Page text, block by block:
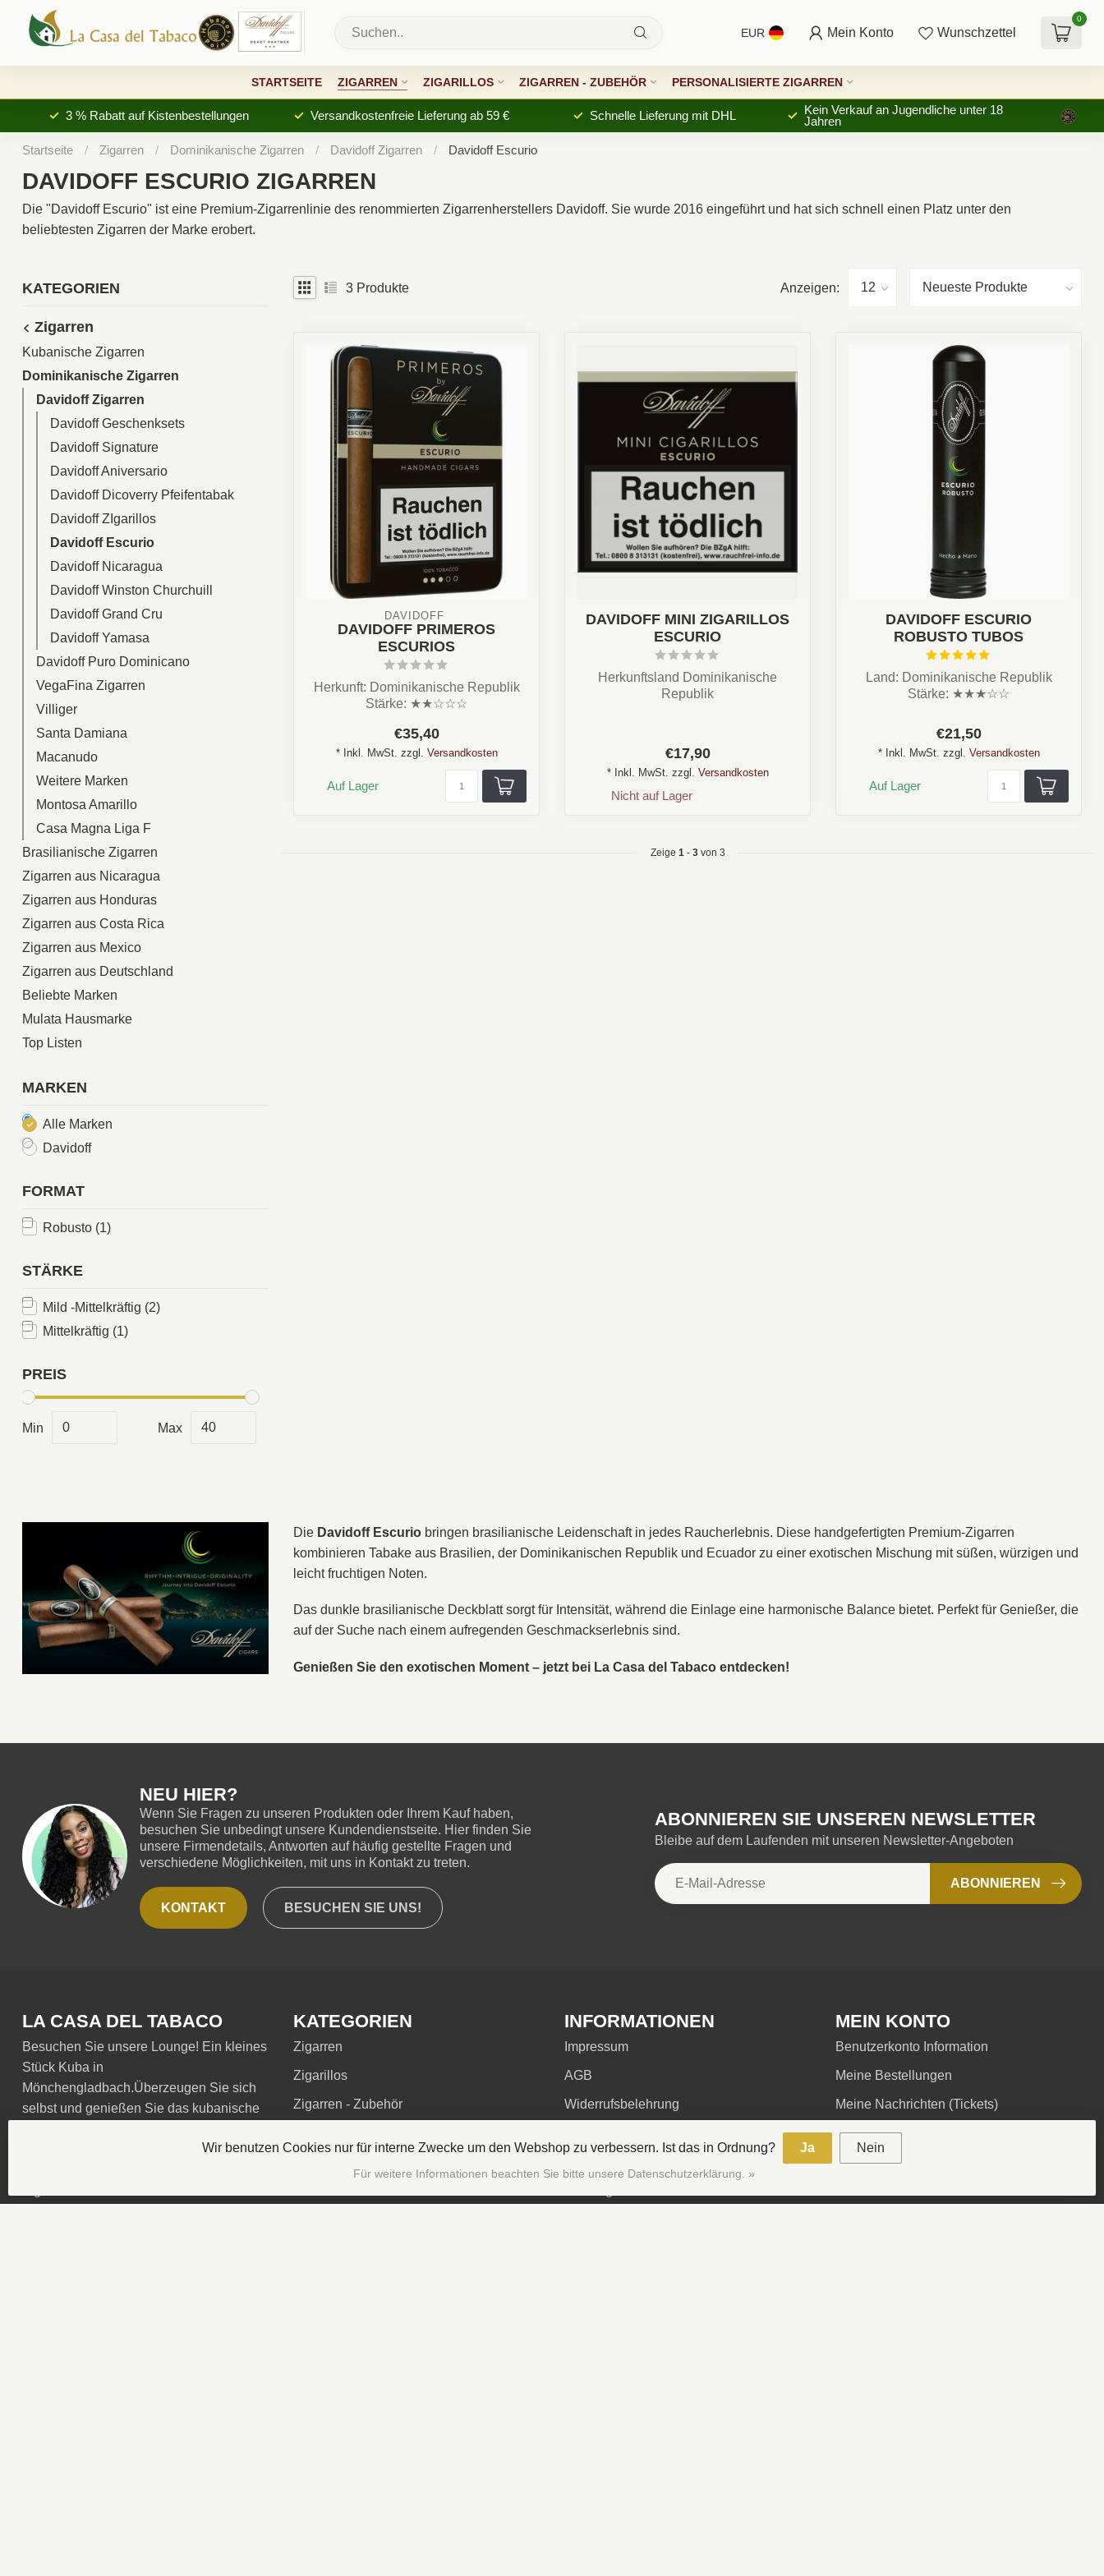
EUR Mein Konto Wunschzettel
0
STARTSEITE ZIGARREN ZIGARILLOS ZIGARREN - ZUBEHÖR PERSONALISIERTE ZIGARREN
3 % Rabatt auf Kistenbestellungen Versandkostenfreie Lieferung ab 59 € Schnelle Lieferung mit DHL
Kein Verkauf an Jugendliche unter 18
Jahren
Startseite / Zigarren / Dominikanische Zigarren / Davidoff Zigarren / Davidoff Escurio
DAVIDOFF ESCURIO ZIGARREN
Die "Davidoff Escurio" ist eine Premium-Zigarrenlinie des renommierten Zigarrenherstellers Davidoff. Sie wurde 2016 eingeführt und hat sich schnell einen Platz unter den
beliebtesten Zigarren der Marke erobert.
KATEGORIEN
Zigarren
Kubanische Zigarren
Dominikanische Zigarren
Davidoff Zigarren
Davidoff Geschenksets
Davidoff Signature
Davidoff Aniversario
Davidoff Dicoverry Pfeifentabak
Davidoff ZIgarillos
Davidoff Escurio
Davidoff Nicaragua
Davidoff Winston Churchuill
Davidoff Grand Cru
Davidoff Yamasa
Davidoff Puro Dominicano
VegaFina Zigarren
Villiger
Santa Damiana
Macanudo
Weitere Marken
Montosa Amarillo
Casa Magna Liga F
Brasilianische Zigarren
Zigarren aus Nicaragua
Zigarren aus Honduras
Zigarren aus Costa Rica
Zigarren aus Mexico
Zigarren aus Deutschland
Beliebte Marken
Mulata Hausmarke
Top Listen
MARKEN
Alle Marken
Davidoff
FORMAT
Robusto (1)
STÄRKE
Mild -Mittelkräftig (2)
Mittelkräftig (1)
PREIS
Min Max
3 Produkte Anzeigen:
DAVIDOFF
DAVIDOFF PRIMEROS
ESCURIOS
Herkunft: Dominikanische Republik
Stärke: ★★☆☆☆
...
€35,40
* Inkl. MwSt. zzgl. Versandkosten
Auf Lager
DAVIDOFF MINI ZIGARILLOS
ESCURIO
Herkunftsland Dominikanische
Republik
€17,90
* Inkl. MwSt. zzgl. Versandkosten
Nicht auf Lager
DAVIDOFF ESCURIO
ROBUSTO TUBOS
Land: Dominikanische Republik
Stärke: ★★★☆☆
€21,50
* Inkl. MwSt. zzgl. Versandkosten
Auf Lager
Zeige 1- 3von 3
Die Davidoff Escurio bringen brasilianische Leidenschaft in jedes Raucherlebnis. Diese handgefertigten Premium-Zigarren
kombinieren Tabake aus Brasilien, der Dominikanischen Republik und Ecuador zu einer exotischen Mischung mit süßen, würzigen und
leicht fruchtigen Noten.
Das dunkle brasilianische Deckblatt sorgt für Intensität, während die Einlage eine harmonische Balance bietet. Perfekt für Genießer, die
auf der Suche nach einem aufregenden Geschmackserlebnis sind.
Genießen Sie den exotischen Moment – jetzt bei La Casa del Tabaco entdecken!
NEU HIER?
Wenn Sie Fragen zu unseren Produkten oder Ihrem Kauf haben,
besuchen Sie unbedingt unsere Kundendienstseite. Hier finden Sie
unsere Firmendetails, Antworten auf häufig gestellte Fragen und
verschiedene Möglichkeiten, mit uns in Kontakt zu treten.
KONTAKT BESUCHEN SIE UNS!
ABONNIEREN SIE UNSEREN NEWSLETTER
Bleibe auf dem Laufenden mit unseren Newsletter-Angeboten
ABONNIEREN
LA CASA DEL TABACO
Besuchen Sie unsere Lounge! Ein kleines
Stück Kuba in
Mönchengladbach.Überzeugen Sie sich
selbst und genießen Sie das kubanische
beste Kubanische Zigarren an, sowie
KATEGORIEN
Zigarren
Zigarillos
Zigarren - Zubehör
INFORMATIONEN
Impressum
AGB
Widerrufsbelehrung
MEIN KONTO
Benutzerkonto Information
Meine Bestellungen
Meine Nachrichten (Tickets)
Mein Wunschzettel
Vergleichen
Wir benutzen Cookies nur für interne Zwecke um den Webshop zu verbessern. Ist das in Ordnung? Ja Nein
Für weitere Informationen beachten Sie bitte unsere Datenschutzerklärung. »